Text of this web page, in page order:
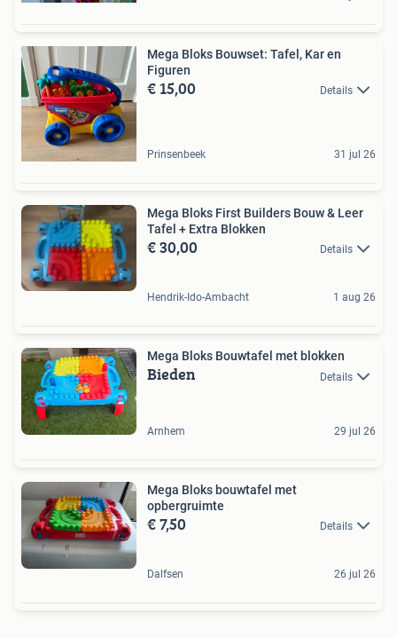
Mega Bloks Bouwset: Tafel, Kar en
Figuren
€ 15,00 Details
Prinsenbeek 31 jul 26
Mega Bloks First Builders Bouw & Leer
Tafel + Extra Blokken
€ 30,00 Details
Hendrik-Ido-Ambacht 1 aug 26
Mega Bloks Bouwtafel met blokken
Bieden Details
Arnhem 29 jul 26
Mega Bloks bouwtafel met
opbergruimte
€ 7,50 Details
Dalfsen 26 jul 26